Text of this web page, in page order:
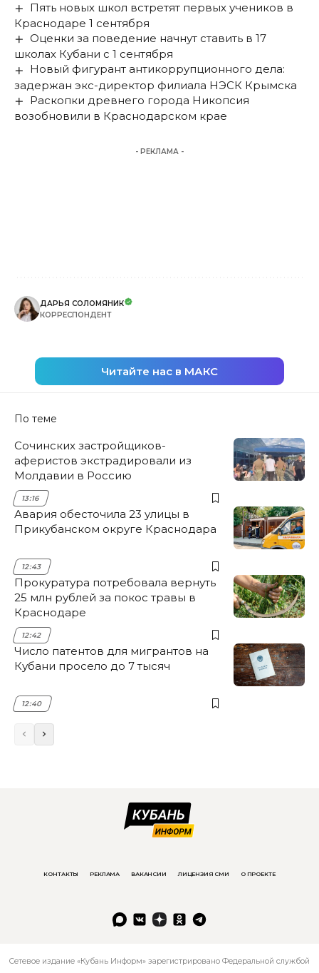
Пять новых школ встретят первых учеников в
Краснодаре 1 сентября
Оценки за поведение начнут ставить в 17
школах Кубани с 1 сентября
Новый фигурант антикоррупционного дела:
задержан экс-директор филиала НЭСК Крымска
Раскопки древнего города Никопсия
возобновили в Краснодарском крае
- РЕКЛАМА -
ДАРЬЯ СОЛОМЯНИК
КОРРЕСПОНДЕНТ
Читайте нас в МАКС
По теме
Сочинских застройщиков-
аферистов экстрадировали из
Молдавии в Россию
13:16
Авария обесточила 23 улицы в
Прикубанском округе Краснодара
12:43
Прокуратура потребовала вернуть
25 млн рублей за покос травы в
Краснодаре
12:42
Число патентов для мигрантов на
Кубани просело до 7 тысяч
12:40
КОНТАКТЫ РЕКЛАМА ВАКАНСИИ ЛИЦЕНЗИЯ СМИ О ПРОЕКТЕ
Сетевое издание «Кубань Информ» зарегистрировано Федеральной службой